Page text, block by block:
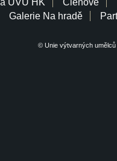
Galerie Na hradě
© Unie výtvarných